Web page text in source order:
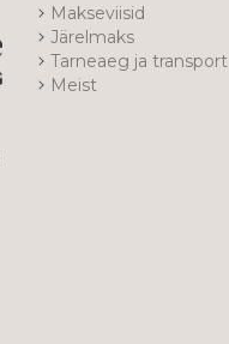
Makseviisid
Järelmaks
Tarneaeg ja transport
Meist